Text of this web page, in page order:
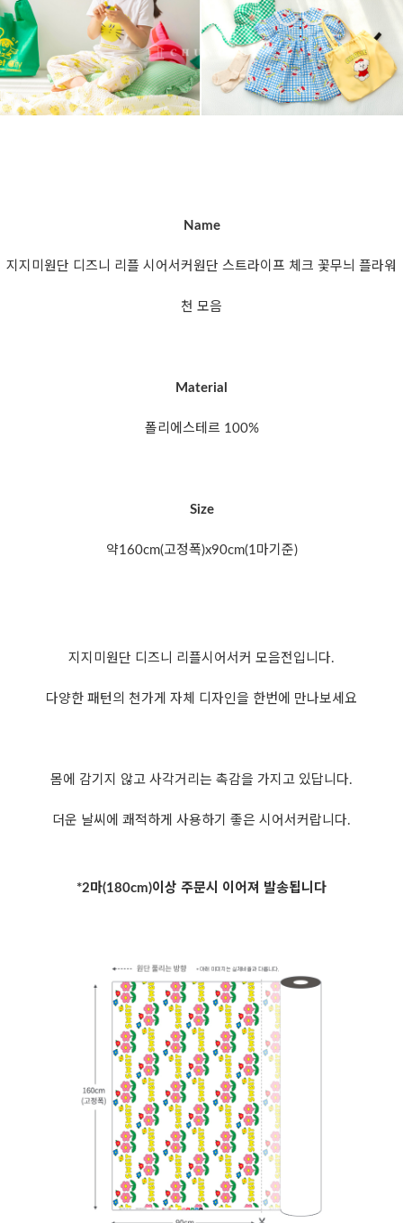
Name
지지미원단 디즈니 리플 시어서커원단 스트라이프 체크 꽃무늬 플라워
천 모음
Material
폴리에스테르 100%
Size
약160cm(고정폭)x90cm(1마기준)
지지미원단 디즈니 리플시어서커 모음전입니다.
다양한 패턴의 천가게 자체 디자인을 한번에 만나보세요
몸에 감기지 않고 사각거리는 촉감을 가지고 있답니다.
더운 날씨에 쾌적하게 사용하기 좋은 시어서커랍니다.
*2마(180cm)이상 주문시 이어져 발송됩니다